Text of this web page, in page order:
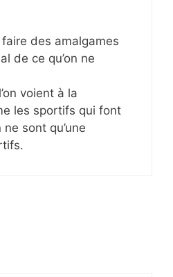
faire des amalgames
de ce qu’on ne
voient à la
les sportifs qui font
sont qu’une